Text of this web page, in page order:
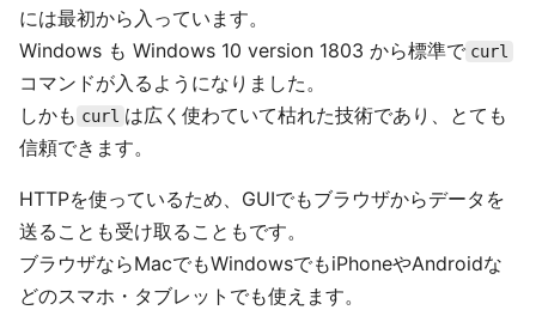
には最初から入っています。
Windows も Windows 10 version 1803 から標準で curl
コマンドが入るようになりました。
しかも curl は広く使わていて枯れた技術であり、とても
信頼できます。
HTTPを使っているため、GUIでもブラウザからデータを
送ることも受け取ることもです。
ブラウザならMacでもWindowsでもiPhoneやAndroidな
どのスマホ・タブレットでも使えます。